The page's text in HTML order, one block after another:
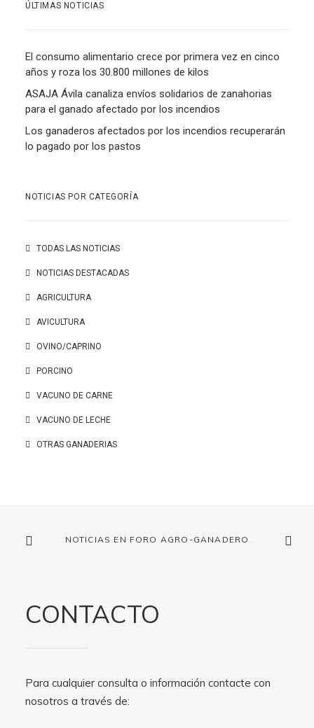
ÚLTIMAS NOTICIAS
El consumo alimentario crece por primera vez en cinco
años y roza los 30.800 millones de kilos
ASAJA Ávila canaliza envíos solidarios de zanahorias
para el ganado afectado por los incendios
Los ganaderos afectados por los incendios recuperarán
lo pagado por los pastos
NOTICIAS POR CATEGORÍA
TODAS LAS NOTICIAS
NOTICIAS DESTACADAS
AGRICULTURA
AVICULTURA
OVINO/CAPRINO
PORCINO
VACUNO DE CARNE
VACUNO DE LECHE
OTRAS GANADERIAS
NOTICIAS EN FORO AGRO-GANADERO
CONTACTO
Para cualquier consulta o información contacte con
nosotros a través de: